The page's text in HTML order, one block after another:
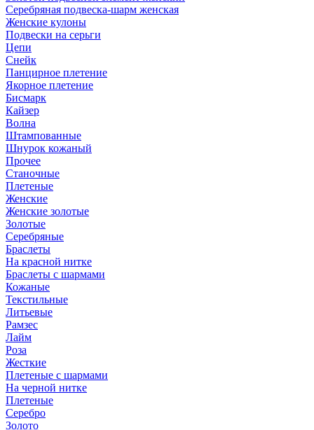
Серебряная подвеска-шарм женская
Женские кулоны
Подвески на серьги
Цепи
Снейк
Панцирное плетение
Якорное плетение
Бисмарк
Кайзер
Волна
Штампованные
Шнурок кожаный
Прочее
Станочные
Плетеные
Женские
Женские золотые
Золотые
Серебряные
Браслеты
На красной нитке
Браслеты с шармами
Кожаные
Текстильные
Литьевые
Рамзес
Лайм
Роза
Жесткие
Плетеные с шармами
На черной нитке
Плетеные
Серебро
Золото